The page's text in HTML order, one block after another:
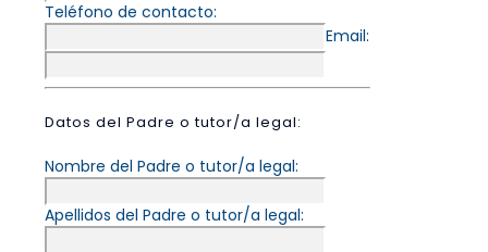
Teléfono de contacto:
Email:
Datos del Padre o tutor/a legal:
Nombre del Padre o tutor/a legal:
Apellidos del Padre o tutor/a legal: